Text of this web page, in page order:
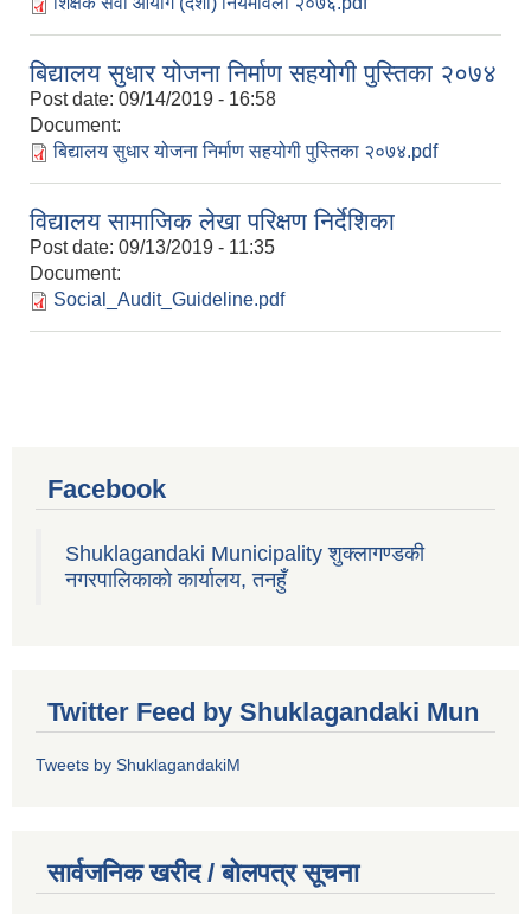
बिद्यालय सुधार योजना निर्माण सहयोगी पुस्तिका २०७४
Post date: 09/14/2019 - 16:58
Document:
बिद्यालय सुधार योजना निर्माण सहयोगी पुस्तिका २०७४.pdf
विद्यालय सामाजिक लेखा परिक्षण निर्देशिका
Post date: 09/13/2019 - 11:35
Document:
Social_Audit_Guideline.pdf
Facebook
Shuklagandaki Municipality शुक्लागण्डकी
नगरपालिकाको कार्यालय, तनहुँ
Twitter Feed by Shuklagandaki Mun
Tweets by ShuklagandakiM
सार्वजनिक खरीद / बोलपत्र सूचना